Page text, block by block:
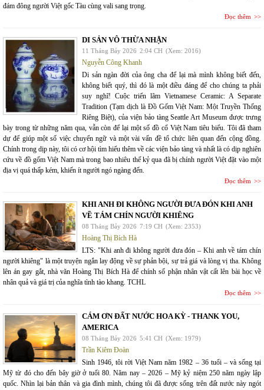
đám đông người Việt gốc Tàu cùng vali sang trọng.
Đọc thêm
DI SẢN VÔ THỪA NHẬN
11 Tháng Bảy 2026 2:04 CH (Xem: 2016)
Nguyễn Công Khanh
Di sản ngàn đời của ông cha để lại mà mình không biết đến,
không biết quý, thì đó là một điều đáng để cho chúng ta phải
suy nghĩ! Cuộc triển lãm Vietnamese Ceramic: A Separate
Tradition (Tạm dịch là Đồ Gốm Việt Nam: Một Truyền Thống
Riêng Biệt), của viện bảo tàng Seattle Art Museum được trưng
bày trong từ những năm qua, vẫn còn để lại một số đồ cổ Việt Nam tiêu biểu. Tôi đã tham
dự để giúp một số việc chuyển ngữ và một vài vấn đề tổ chức liên quan đến cộng đồng.
Chính trong dịp này, tôi có cơ hội tìm hiểu thêm về các viện bảo tàng và nhất là có dịp nghiên
cứu về đồ gốm Việt Nam mà trong bao nhiêu thế kỷ qua đã bị chính người Việt đặt vào một
địa vị quá thấp kém, khiến ít người ngó ngàng đến.
Đọc thêm
KHI ANH ĐI KHÔNG NGƯỜI ĐƯA ĐÓN KHI ANH
VỀ TÁM CHÍN NGƯỜI KHIÊNG
08 Tháng Bảy 2026 7:19 CH (Xem: 2353)
Hoàng Thị Bích Hà
LTS: "Khi anh đi không người đưa đón – Khi anh về tám chín
người khiêng" là một truyện ngắn lay động về sự phản bội, sự trả giá và lòng vị tha. Không
lên án gay gắt, nhà văn Hoàng Thị Bích Hà để chính số phận nhân vật cất lên bài học về
nhân quả và giá trị của nghĩa tình tào khang. TCHL
Đọc thêm
CÁM ƠN ĐẤT NƯỚC HOA KỲ - THANK YOU,
AMERICA
08 Tháng Bảy 2026 5:41 CH (Xem: 1979)
Trần Kiêm Đoàn
Sinh 1946, tôi rời Việt Nam năm 1982 – 36 tuổi – và sống tại
Mỹ từ đó cho đến bây giờ ở tuổi 80. Năm nay – 2026 – Mỹ kỷ niệm 250 năm ngày lập
quốc. Nhìn lại bản thân và gia đình mình, chúng tôi đã được sống trên đất nước này ngót